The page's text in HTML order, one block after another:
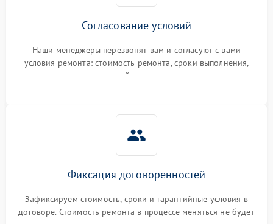
Согласование условий
Наши менеджеры перезвонят вам и согласуют с вами
условия ремонта: стоимость ремонта, сроки выполнения,
гарантийные условия
Фиксация договоренностей
Зафиксируем стоимость, сроки и гарантийные условия в
договоре. Стоимость ремонта в процессе меняться не будет